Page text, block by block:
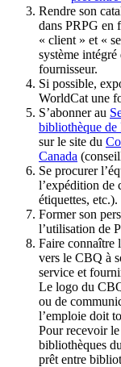
Rendre son
dans PRPG en
« client » et «
système
fournisseur.
Si possible,
WorldCat une
S’abonner au
bibliothèque de
sur le site du
Canada
Se procurer
l’expédition de
étiquettes, etc.).
Former son
l’utilisation de
Faire connaître
vers le CBQ à
service et
Le logo du
ou de
l’emploie doit
Pour recevoir
bibliothèques
prêt entre